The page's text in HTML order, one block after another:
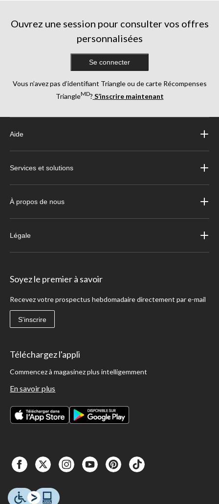
Ouvrez une session pour consulter vos offres
personnalisées
Se connecter
Vous n’avez pas d’identifiant Triangle ou de carte Récompenses
TriangleMD? S’inscrire maintenant
Aide
Services et solutions
À propos de nous
Légale
Soyez le premier à savoir
Recevez votre prospectus hebdomadaire directement par e-mail
S'inscrire
Téléchargez l'appli
Commencez à magasinez plus intelligemment
En savoir plus